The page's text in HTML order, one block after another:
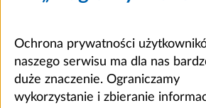
Ochrona prywatności
naszego serwisu ma dla nas
duże znaczenie. Ograniczamy
wykorzystanie i zbieranie